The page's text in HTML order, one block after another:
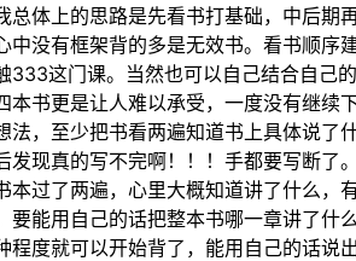
体上的思路是先看书打基础，中后期
中没有框架背的多是无效书。看书顺
这门课。当然也可以自己结合自己
书更是让人难以承受，一度没有继续
，至少把书看两遍知道书上具体说了
现真的写不完啊！！！手都要写断
过了两遍，心里大概知道讲了什么，
能用自己的话把整本书哪一章讲了
度就可以开始背了，能用自己的话说